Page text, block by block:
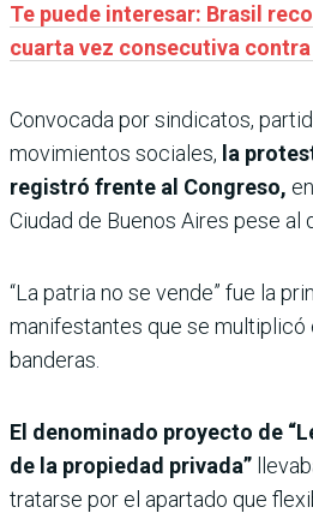
Te puede interesar: Brasil
cuarta vez consecutiva
Convocada por sindicatos,
movimientos sociales, la
registró frente al Congreso,
Ciudad de Buenos Aires pese al
“La patria no se vende” fue la
manifestantes que se multiplicó
banderas.
El denominado proyecto de
de la propiedad privada”
tratarse por el apartado que